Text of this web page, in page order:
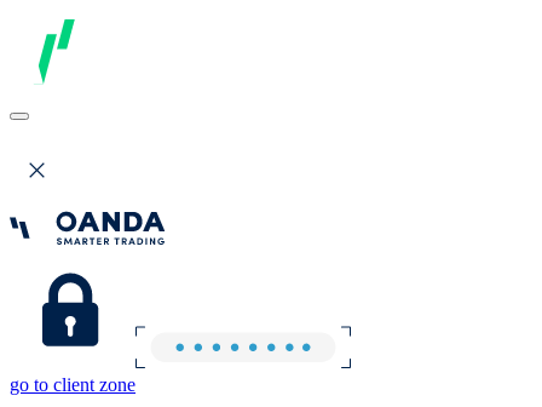
go to client zone